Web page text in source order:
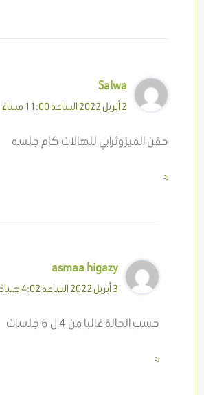
Salwa
2 أبريل 2022 الساعة 11:00 مساءً
حقن الميزوثرابي للهالات كام جلسه
رد
asmaa higazy
3 أبريل 2022 الساعة 4:02 صباحًا
حسب الحالة غالبا من 4 ل 6 جلسات
رد